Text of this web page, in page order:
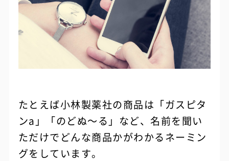
たとえば小林製薬社の商品は「ガスピタ
ンa」「のどぬ～る」など、名前を聞い
ただけでどんな商品かがわかるネーミン
グをしています。